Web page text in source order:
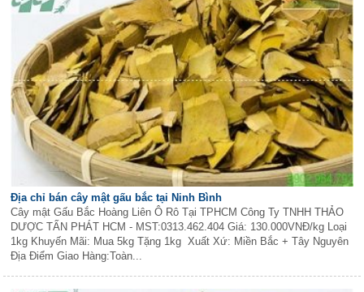
Địa chỉ bán cây mật gấu bắc tại Ninh Bình
Cây mật Gấu Bắc Hoàng Liên Ô Rô Tại TPHCM Công Ty TNHH THẢO
DƯỢC TẤN PHÁT HCM - MST:0313.462.404 Giá: 130.000VNĐ/kg Loại
1kg Khuyến Mãi: Mua 5kg Tặng 1kg Xuất Xứ: Miền Bắc + Tây Nguyên
Địa Điểm Giao Hàng:Toàn...